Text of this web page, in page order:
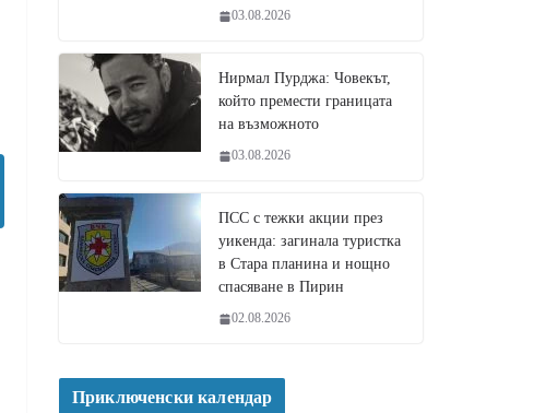
03.08.2026
Нирмал Пурджа: Човекът,
който премести границата
на възможното
03.08.2026
ПСС с тежки акции през
уикенда: загинала туристка
в Стара планина и нощно
спасяване в Пирин
02.08.2026
Приключенски календар